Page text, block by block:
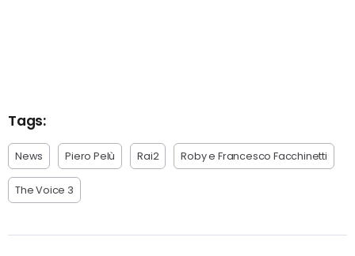
Tags:
News Piero Pelù Rai2 Roby e Francesco Facchinetti
The Voice 3